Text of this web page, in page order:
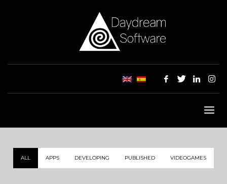
ALL APPS DEVELOPING PUBLISHED VIDEOGAMES